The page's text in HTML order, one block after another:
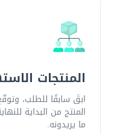
المنتجات
ابقَ سابقًا للطلب،
المنتج من البداية
ما يريدونه.